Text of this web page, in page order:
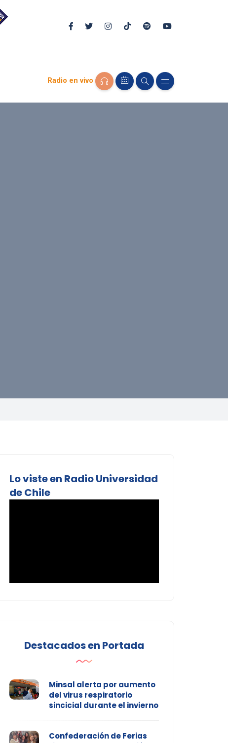
Radio en vivo
Lo viste en Radio Universidad
de Chile
Destacados en Portada
Minsal alerta por aumento
del virus respiratorio
sincicial durante el invierno
Confederación de Ferias